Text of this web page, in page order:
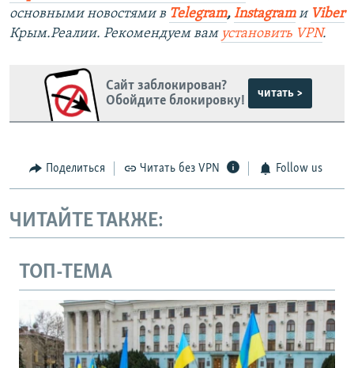
основными новостями в Telegram, Instagramи Viber
Крым.Реалии. Рекомендуем вам установить VPN.
Сайт заблокирован?
Обойдите блокировку!
читать >
Поделиться Читать без VPN Follow us
ЧИТАЙТЕ ТАКЖЕ:
ТОП-ТЕМА